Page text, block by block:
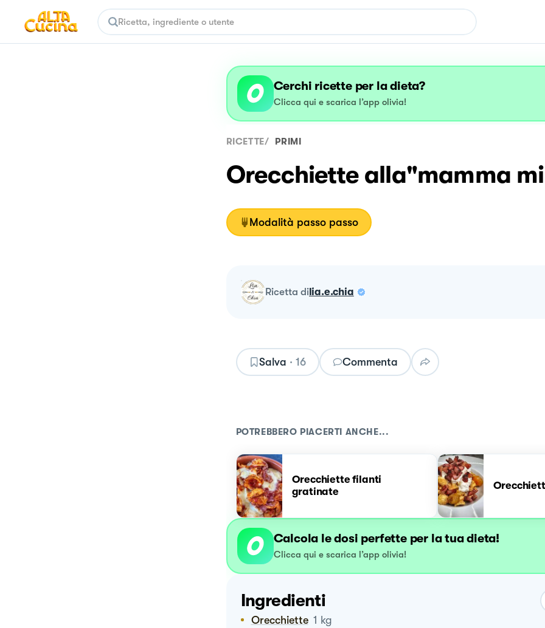
Cerchi ricette per la dieta?
Clicca qui e scarica l’app olivia!
RICETTE/ PRIMI
Orecchiette alla"mamma
Modalità passo passo
ricetta dilia.e.chia
Salva · 16 Commenta
POTREBBERO PIACERTI ANCHE...
Orecchiette filanti
gratinate
Calcola le dosi perfette per la tua dieta!
Clicca qui e scarica l’app olivia!
Ingredienti
Orecchiette 1 kg